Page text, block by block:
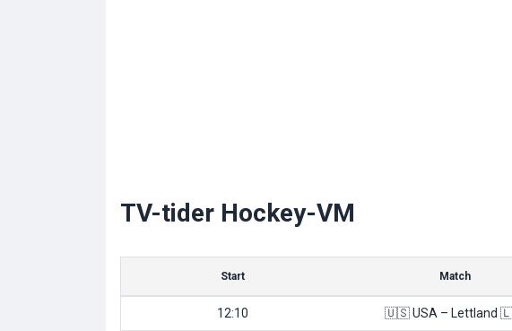
TV-tider Hockey-VM
Start Match
12:10 🇺🇸 USA – Lettland